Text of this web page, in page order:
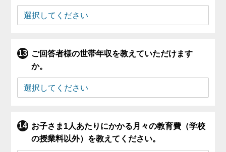
ご回答者様の世帯年収を教えていただけます
か。
お子さま1人あたりにかかる月々の教育費（学校
の授業料以外）を教えてください。